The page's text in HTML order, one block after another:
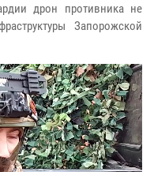
дрон противника не
Запорожской